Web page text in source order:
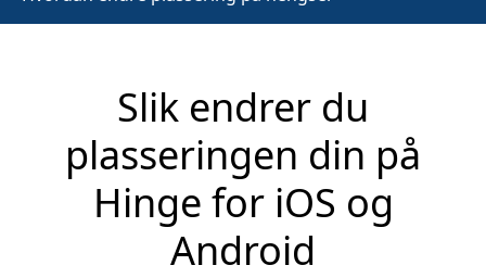
Slik endrer du
plasseringen din på
Hinge for iOS og
Android